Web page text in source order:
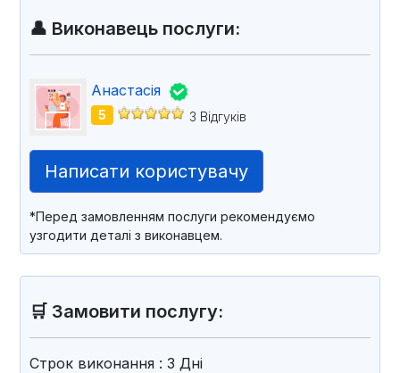
👤 Виконавець послуги:
Анастасія
5 3 Відгуків
Написати користувачу
*Перед замовленням послуги рекомендуємо
узгодити деталі з виконавцем.
🛒 Замовити послугу:
Строк виконання : 3 Дні